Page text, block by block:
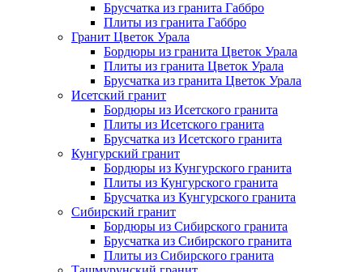
Брусчатка из гранита Габбро
Плиты из гранита Габбро
Гранит Цветок Урала
Бордюры из гранита Цветок Урала
Плиты из гранита Цветок Урала
Брусчатка из гранита Цветок Урала
Исетский гранит
Бордюры из Исетского гранита
Плиты из Исетского гранита
Брусчатка из Исетского гранита
Кунгурский гранит
Бордюры из Кунгурского гранита
Плиты из Кунгурского гранита
Брусчатка из Кунгурского гранита
Сибирский гранит
Бордюры из Сибирского гранита
Брусчатка из Сибирского гранита
Плиты из Сибирского гранита